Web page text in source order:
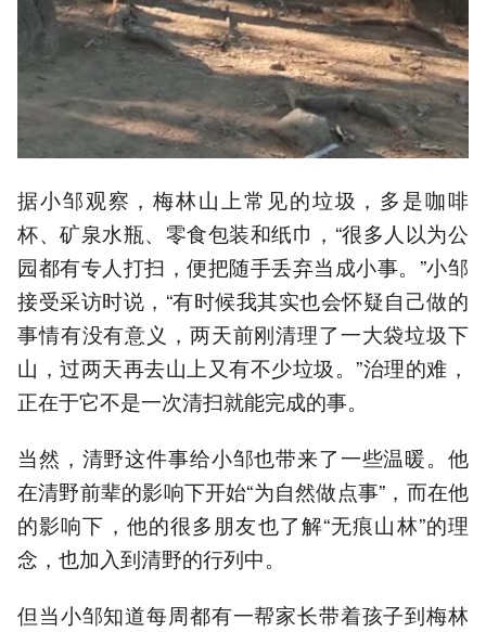
据小邹观察，梅林山上常见的垃圾，多是咖啡
杯、矿泉水瓶、零食包装和纸巾，“很多人以为公
园都有专人打扫，便把随手丢弃当成小事。”小邹
接受采访时说，“有时候我其实也会怀疑自己做的
事情有没有意义，两天前刚清理了一大袋垃圾下
山，过两天再去山上又有不少垃圾。”治理的难，
正在于它不是一次清扫就能完成的事。
当然，清野这件事给小邹也带来了一些温暖。他
在清野前辈的影响下开始“为自然做点事”，而在他
的影响下，他的很多朋友也了解“无痕山林”的理
念，也加入到清野的行列中。
但当小邹知道每周都有一帮家长带着孩子到梅林